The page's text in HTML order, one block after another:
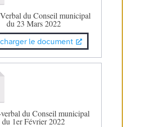
du Conseil municipal
du 23 Mars 2022
le document
du Conseil municipal
du 1er Février 2022